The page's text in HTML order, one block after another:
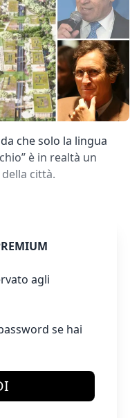
che solo la lingua
è in realtà un
città.
agli
se hai